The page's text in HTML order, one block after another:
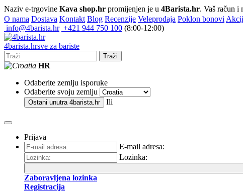
Naziv e-trgovine Kava shop.hr promijenjen je u 4Barista.hr. Vaš račun i
O nama Dostava Kontakt Blog Recenzije Veleprodaja Poklon bonovi
info@4barista.hr +421 944 750 100 (8:00-12:00)
4barista.hrsve za bariste
Traži
HR
Odaberite zemlju isporuke
Odaberite svoju zemlju
Ostani unutra 4barista.hr Ili
Prijava
E-mail adresa:
Lozinka:
Zaboravljena lozinka
Registracija